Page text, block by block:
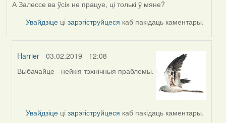
А Залессе ва ўсіх не працуе, ці толькі ў мяне?
Увайдзіце цізарэгіструйцеся каб пакідаць каментары.
Harrier - 03.02.2019 - 12:08
In
Наталья
Выбачайце - нейкія тэхнічныя праблемы.
Увайдзіце цізарэгіструйцеся каб пакідаць каментары.